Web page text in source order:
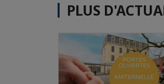
PLUS